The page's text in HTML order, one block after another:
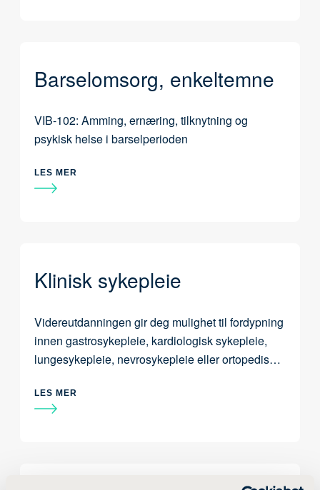
Barselomsorg, enkeltemne
VIB-102: Amming, ernæring, tilknytning og
psykisk helse i barselperioden
LES MER
Klinisk sykepleie
Videreutdanningen gir deg mulighet til fordypning
innen gastrosykepleie, kardiologisk sykepleie,
lungesykepleie, nevrosykepleie eller ortopedisk
LES MER